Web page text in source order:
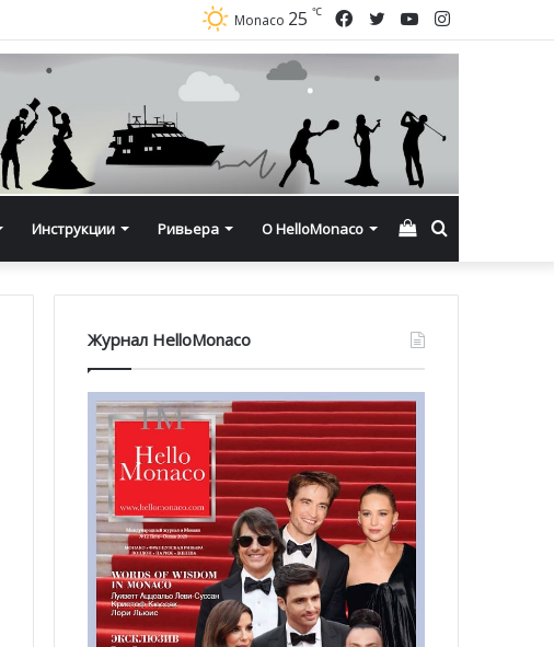
Instagram
YouTube
Twitter
Facebook
Monaco 25 ℃
Инструкции Ривьера О HelloMonaco Смотреть
корзину
Журнал HelloMonaco